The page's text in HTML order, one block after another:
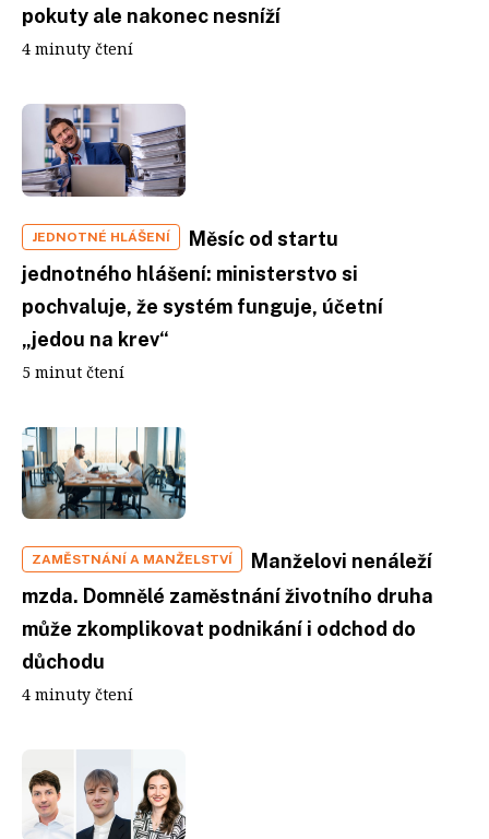
pokuty ale nakonec nesníží
4 minuty čtení
JEDNOTNÉ HLÁŠENÍ
Měsíc od startu
jednotného hlášení: ministerstvo si
pochvaluje, že systém funguje, účetní
„jedou na krev“
5 minut čtení
ZAMĚSTNÁNÍ A MANŽELSTVÍ
Manželovi nenáleží
mzda. Domnělé zaměstnání životního druha
může zkomplikovat podnikání i odchod do
důchodu
4 minuty čtení